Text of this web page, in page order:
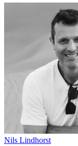
Nils Lindhorst